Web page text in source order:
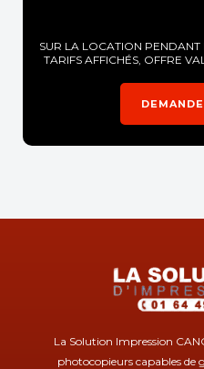
SUR LA LOCATION PENDANT
TARIFS AFFICHÉS, OFFRE
La Solution Impression
photocopieurs capables de